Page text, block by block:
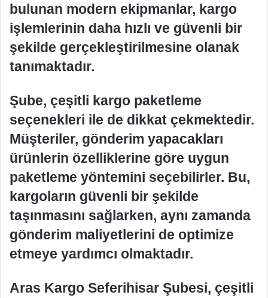
bulunan modern ekipmanlar, kargo
işlemlerinin daha hızlı ve güvenli bir
şekilde gerçekleştirilmesine olanak
tanımaktadır.
Şube, çeşitli kargo paketleme
seçenekleri ile de dikkat çekmektedir.
Müşteriler, gönderim yapacakları
ürünlerin özelliklerine göre uygun
paketleme yöntemini seçebilirler. Bu,
kargoların güvenli bir şekilde
taşınmasını sağlarken, aynı zamanda
gönderim maliyetlerini de optimize
etmeye yardımcı olmaktadır.
Aras Kargo Seferihisar Şubesi, çeşitli